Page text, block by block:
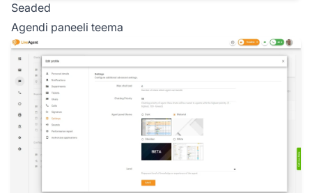
Seaded
Agendi paneeli teema